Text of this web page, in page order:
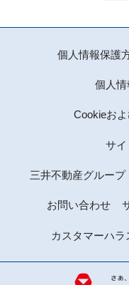
個人情報保護
個人
Cookieお
サ
三井不動産グルー
お問い合わせ
カスタマーハ